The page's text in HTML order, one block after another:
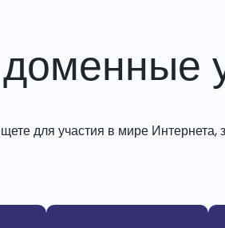
для участия в мире Интернета,